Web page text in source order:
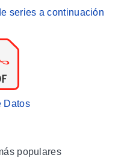
populares
series a continuación
Datos